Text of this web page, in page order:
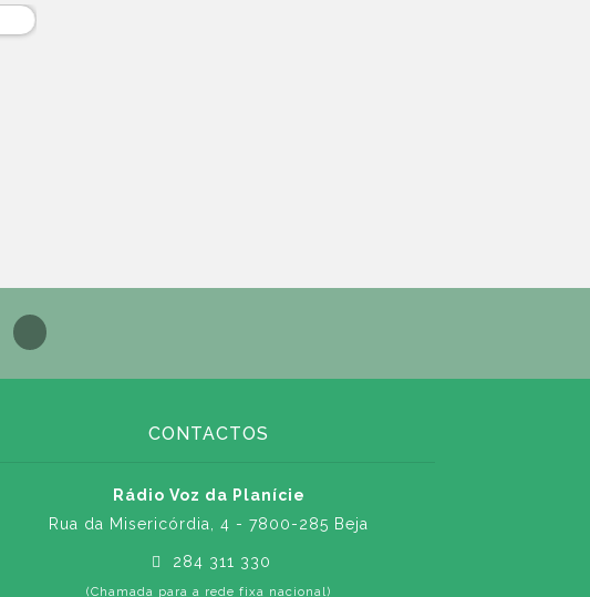
CONTACTOS
Rádio Voz da Planície
Rua da Misericórdia, 4 - 7800-285 Beja
284 311 330
(Chamada para a rede fixa nacional)